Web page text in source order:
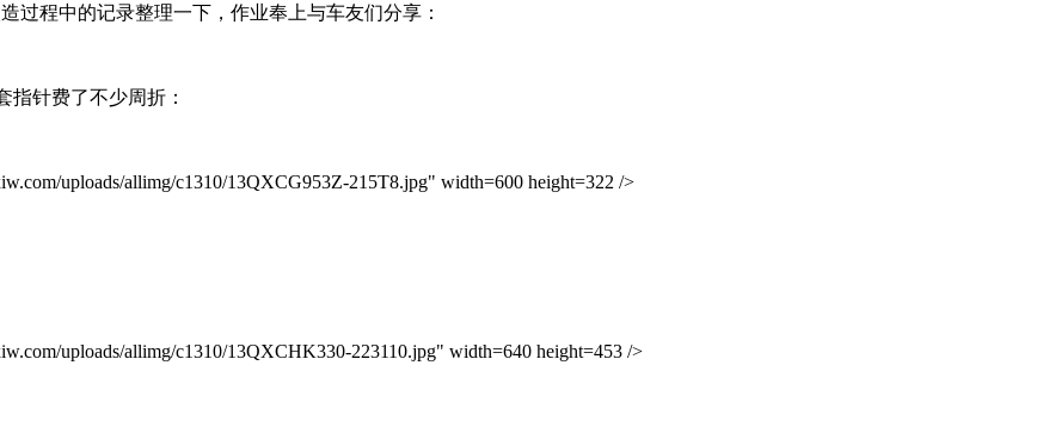
过程中的记录整理一下，作业奉上与车友们分享：
针费了不少周折：
uploads/allimg/c1310/13QXCG953Z-215T8.jpg" width=600 height=322 />
uploads/allimg/c1310/13QXCHK330-223110.jpg" width=640 height=453 />